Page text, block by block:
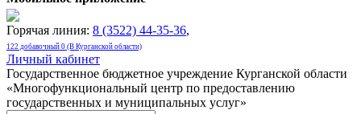
Горячая линия: 8 (3522) 44-35-36,
122 добавочный 0 (В Курганской области)
Личный кабинет
Государственное бюджетное учреждение Курганской области
«Многофункциональный центр по предоставлению
государственных и муниципальных услуг»